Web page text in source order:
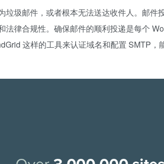
圾邮件，或者根本无法送达收件人。邮件
律合规性。确保邮件的顺利投递是每个
这样的工具来认证域名和配置 SMTP，